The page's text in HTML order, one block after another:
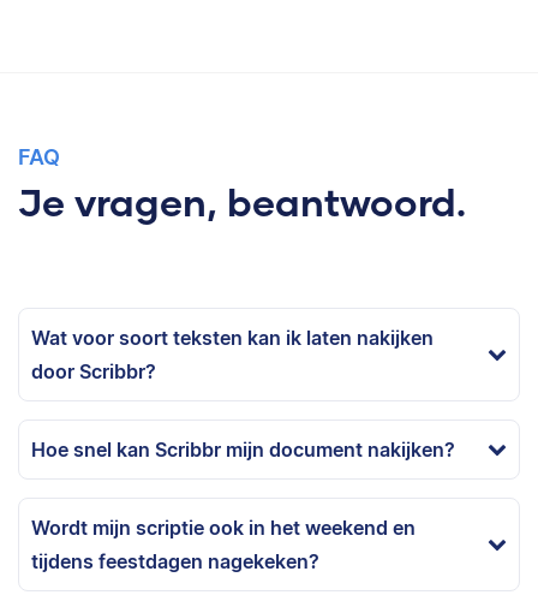
FAQ
Je vragen, beantwoord.
Wat voor soort teksten kan ik laten nakijken
door Scribbr?
Hoe snel kan Scribbr mijn document nakijken?
Wordt mijn scriptie ook in het weekend en
tijdens feestdagen nagekeken?